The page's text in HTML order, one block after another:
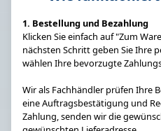
1. Bestellung und Bezahlung
Klicken Sie einfach auf "Zum
nächsten Schritt geben Sie Ihre
wählen Ihre bevorzugte
Wir als Fachhändler prüfen Ihre
eine Auftragsbestätigung und
Zahlung, senden wir die